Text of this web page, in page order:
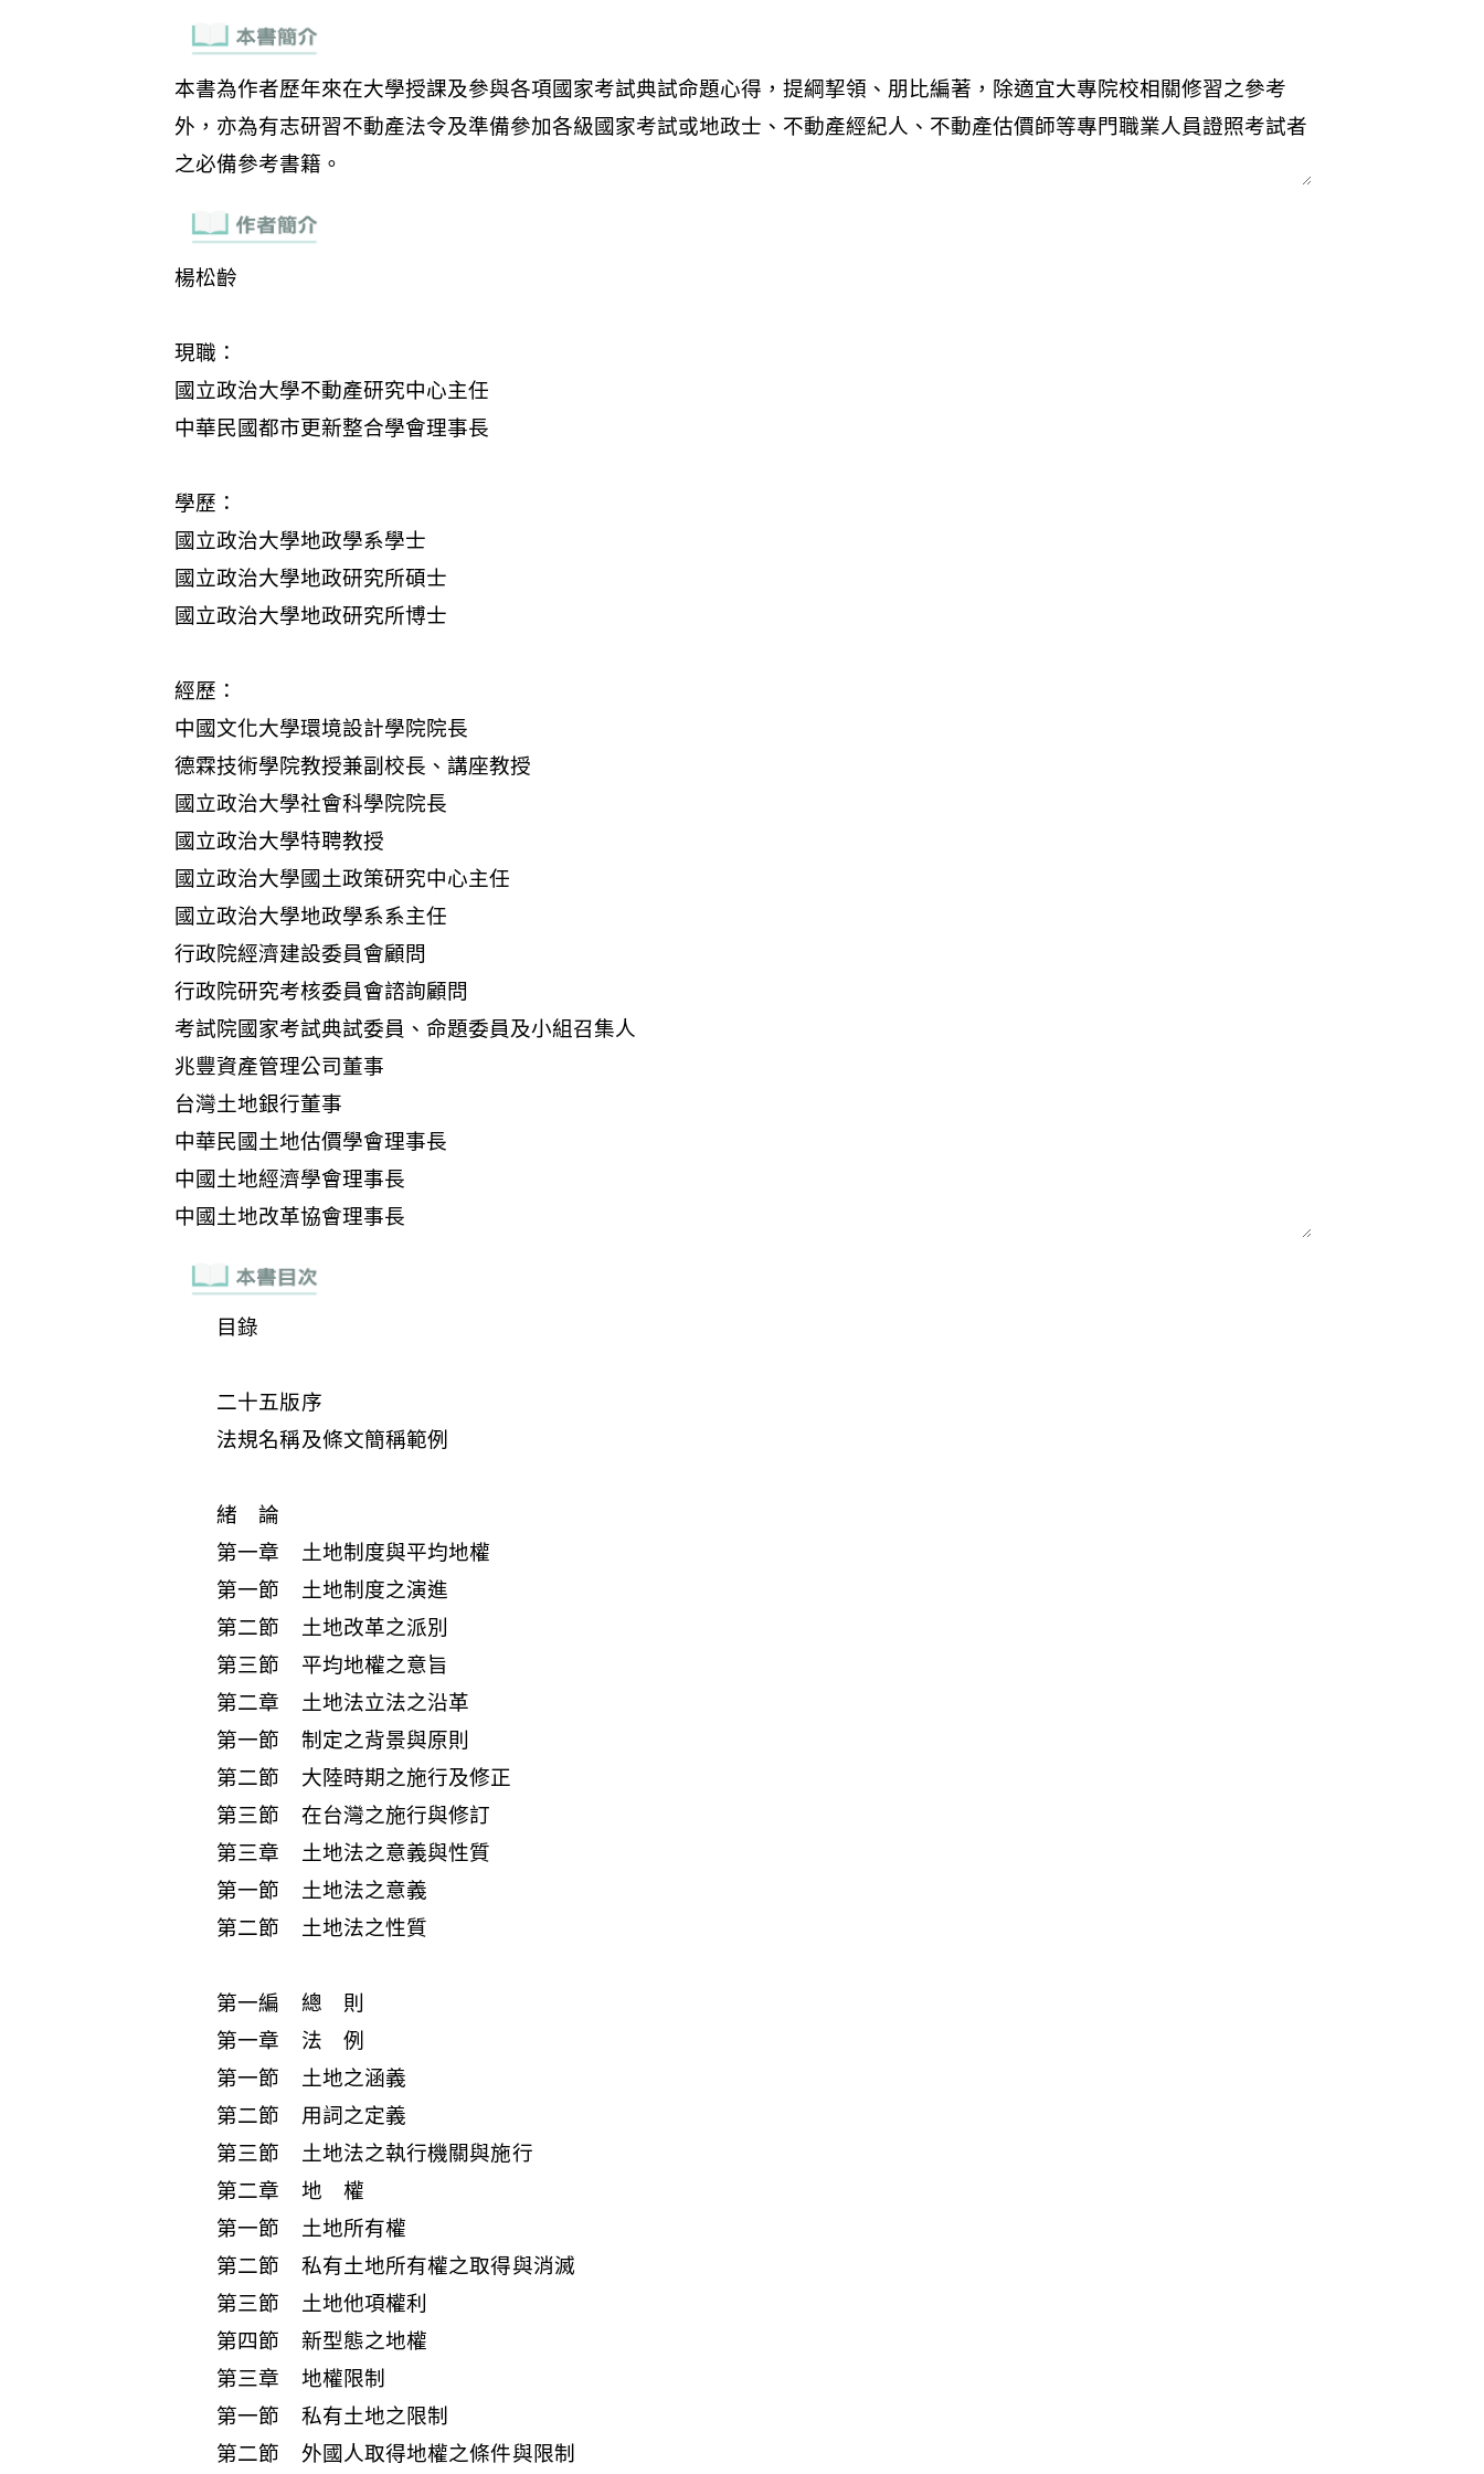
目錄
二十五版序
法規名稱及條文簡稱範例
緒 論
第一章 土地制度與平均地權
第一節 土地制度之演進
第二節 土地改革之派別
第三節 平均地權之意旨
第二章 土地法立法之沿革
第一節 制定之背景與原則
第二節 大陸時期之施行及修正
第三節 在台灣之施行與修訂
第三章 土地法之意義與性質
第一節 土地法之意義
第二節 土地法之性質
第一編 總 則
第一章 法 例
第一節 土地之涵義
第二節 用詞之定義
第三節 土地法之執行機關與施行
第二章 地 權
第一節 土地所有權
第二節 私有土地所有權之取得與消滅
第三節 土地他項權利
第四節 新型態之地權
第三章 地權限制
第一節 私有土地之限制
第二節 外國人取得地權之條件與限制